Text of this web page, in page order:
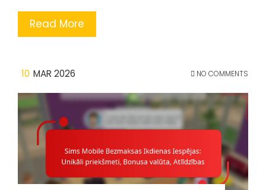
Read More
10 MAR 2026 NO COMMENTS